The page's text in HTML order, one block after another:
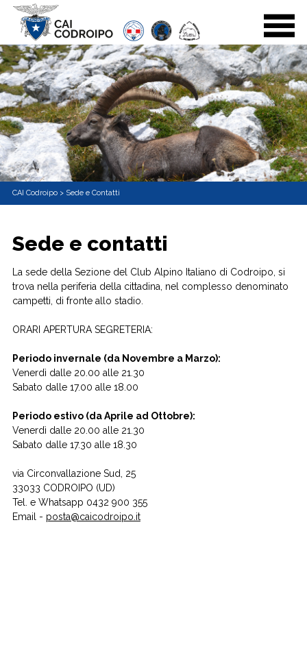
CAI Codroipo> Sede e Contatti
Sede e contatti
La sede della Sezione del Club Alpino Italiano di Codroipo, si
trova nella periferia della cittadina, nel complesso denominato
campetti, di fronte allo stadio.
ORARI APERTURA SEGRETERIA:
Periodo invernale (da Novembre a Marzo):
Venerdì dalle 20.00 alle 21.30
Sabato dalle 17.00 alle 18.00
Periodo estivo (da Aprile ad Ottobre):
Venerdì dalle 20.00 alle 21.30
Sabato dalle 17.30 alle 18.30
via Circonvallazione Sud, 25
33033 CODROIPO (UD)
Tel. e Whatsapp 0432 900 355
Email - posta@caicodroipo.it